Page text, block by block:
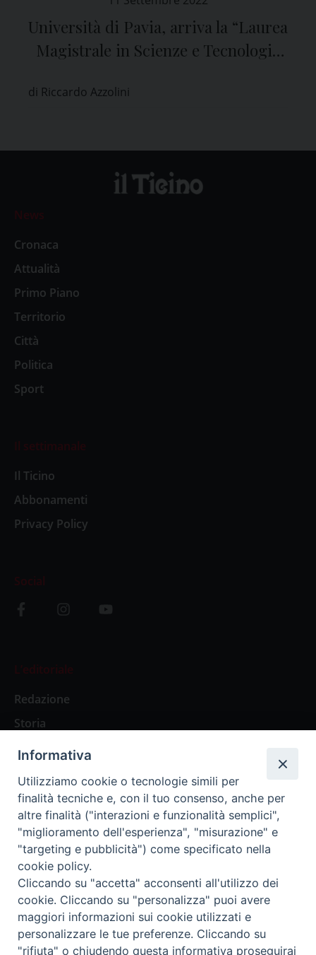
Università di Pavia, arriva la “Laurea
Magistrale in Scienze e Tecnologie
di Riccardo Azzolini
News
Cronaca
Attualità
Primo Piano
Territorio
Città
Politica
Sport
Il settimanale
Il Ticino
Abbonamenti
Privacy Policy
Social
L’editoriale
Redazione
Storia
Abbonamenti
Abbonamento Annuale Digitale
Abbonamento Annuale Cartaceo
Abbonamento Singola Copia Digitale
Redazione: Pavia, Piazza Duomo 11 - tel. 0382.24736 -
Informativa
Utilizziamo cookie o tecnologie simili per
finalità tecniche e, con il tuo consenso, anche per
altre finalità ("interazioni e funzionalità semplici",
"miglioramento dell'esperienza", "misurazione" e
"targeting e pubblicità") come specificato nella
cookie policy.
Cliccando su "accetta" acconsenti all'utilizzo dei
cookie. Cliccando su "personalizza" puoi avere
maggiori informazioni sui cookie utilizzati e
personalizzare le tue preferenze. Cliccando su
"rifiuta" o chiudendo questa informativa proseguirai